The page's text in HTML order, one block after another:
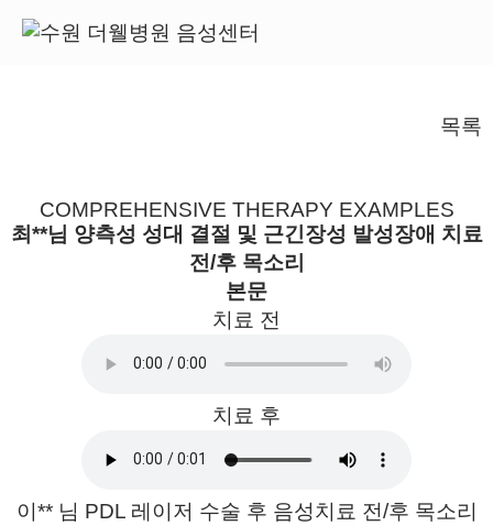
COMPREHENSIVE THERAPY EXAMPLES
목록
최**님 양측성 성대 결절 및 근긴장성 발성장애 치료
전/후 목소리
본문
치료 전
치료 후
이** 님 PDL 레이저 수술 후 음성치료 전/후 목소리